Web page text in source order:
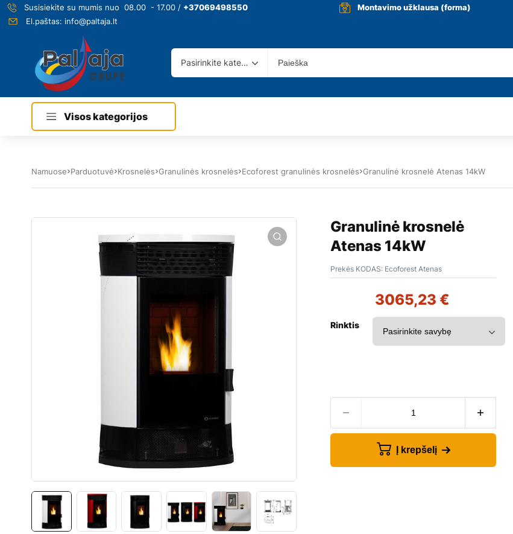
Susisiekite su mumis nuo 08.00 - 17.00 / +37069498550 Montavimo užklausa (forma)
El.paštas: info@paltaja.lt
Pasirinkite kategoriją
Visos kategorijos
Namuose Parduotuvė Krosnelės Granulinės krosnelės Ecoforest granulinės krosnelės Granulinė krosnelė Atenas 14kW
Granulinė krosnelė
Atenas 14kW
Prekės KODAS: Ecoforest Atenas
3065,23 €
Rinktis
Į krepšelį